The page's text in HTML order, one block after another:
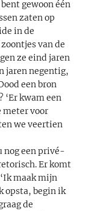
gewoon één
zaten op
in de
van de
ze eind jaren
jaren negentig,
een bron
‘Er kwam een
meter voor
we veertien
nog een privé-
Er komt
maak mijn
opsta, begin ik
de